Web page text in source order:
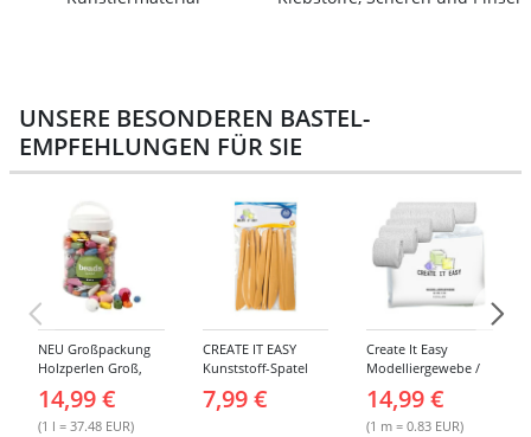
UNSERE BESONDEREN BASTEL-
EMPFEHLUNGEN FÜR SIE
NEU Großpackung
Holzperlen Groß,
Eimer
14,99 €
(1 l = 37.48 EUR)
CREATE IT EASY
Kunststoff-Spatel
7,99 €
Create It Easy
Modelliergewebe /
breit, 3m lang, 6
Stück
14,99 €
(1 m = 0.83 EUR)